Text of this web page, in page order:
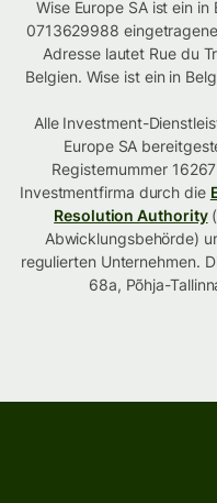
Wise Europe SA ist ein
0713629988
Adresse lautet Rue du
Belgien. Wise ist ein in
Alle Investment-
Europe SA
Registernummer
Investmentfirma durch die
Resolution Authority
Abwicklungsbehörde)
regulierten Unternehmen.
68a, Põhja-